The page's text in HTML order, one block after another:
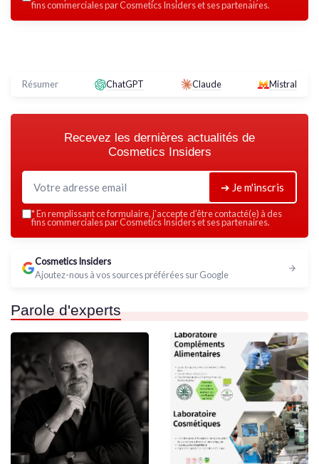
fins commerciales par Cosmetics Insiders et ses partenaires.
Résumer ChatGPT Claude Mistral
Recevez les dernières actualités de
Cosmetics Insiders
➔ Je m'inscris
*En remplissant ce formulaire, j’accepte d’être contacté(e) à des
fins commerciales par Cosmetics Insiders et ses partenaires.
Cosmetics Insiders
Ajoutez-nous à vos sources préférées sur Google
Parole d'experts